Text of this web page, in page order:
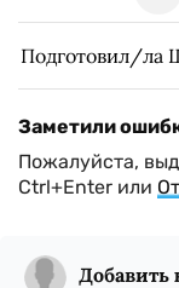
Подготовил/ла
Заметили
Пожалуйста,
Ctrl+Enter или